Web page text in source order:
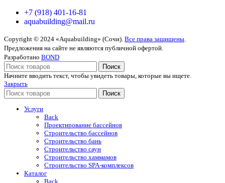
+7 (918) 401-16-81
aquabuilding@mail.ru
Copyright © 2024 «Aquabuilding» (Сочи). Все права защищены
Предложения на сайте не являются публичной офертой.
Разработано BOND
Поиск
Начните вводить текст, чтобы увидеть товары, которые вы ищете.
Закрыть
Поиск
Услуги
Back
Проектирование бассейнов
Строительство бассейнов
Строительство бань
Строительство саун
Строительство хаммамов
Строительство SPA-комплексов
Каталог
Back